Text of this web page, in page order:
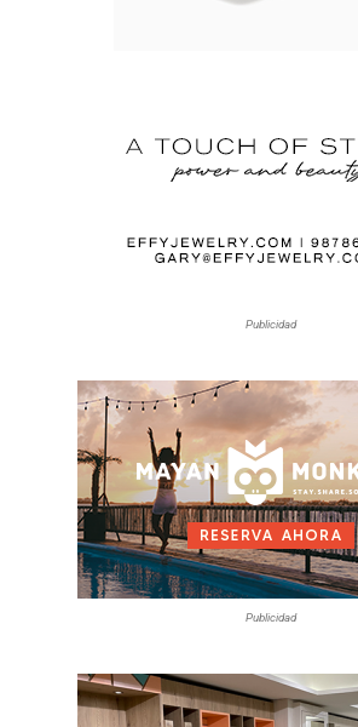
Publicidad
Publicidad